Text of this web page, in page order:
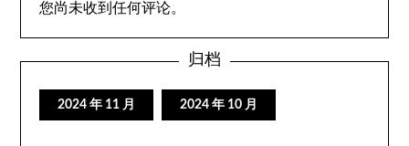
您尚未收到任何评论。
归档
2024 年 11 月 2024 年 10 月